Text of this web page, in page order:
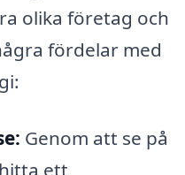
olika företag och
fördelar med
Genom att se på
ett